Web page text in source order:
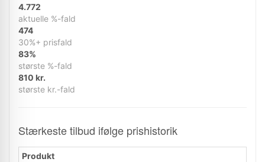
4.772
aktuelle %-fald
474
30%+ prisfald
83%
største %-fald
810 kr.
største kr.-fald
Stærkeste tilbud ifølge prishistorik
Produkt